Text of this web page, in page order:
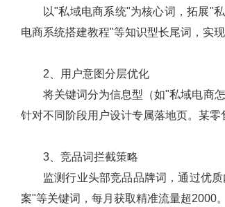
以"私域电商系统"为核心词，拓展"
电商系统搭建教程"等知识型长尾词，实
2、用户意图分层优化
将关键词分为信息型（如"私域电商
针对不同阶段用户设计专属落地页。某零
3、竞品词拦截策略
监测行业头部竞品品牌词，通过优
案"等关键词，每月获取精准流量超2000。